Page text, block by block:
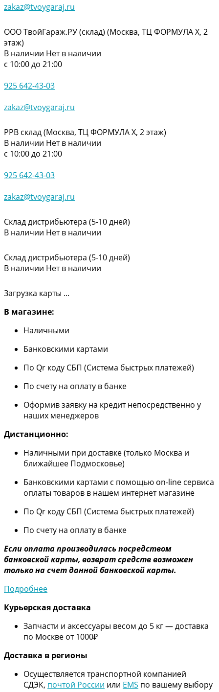
zakaz@tvoygaraj.ru
ООО ТвойГараж.РУ (склад) (Москва, ТЦ ФОРМУЛА Х, 2
этаж)
В наличии Нет в наличии
с 10:00 до 21:00
925 642-43-03
zakaz@tvoygaraj.ru
РРВ склад (Москва, ТЦ ФОРМУЛА Х, 2 этаж)
В наличии Нет в наличии
с 10:00 до 21:00
925 642-43-03
zakaz@tvoygaraj.ru
Склад дистрибьютера (5-10 дней)
В наличии Нет в наличии
Склад дистрибьютера (5-10 дней)
В наличии Нет в наличии
Загрузка карты ...
В магазине:
Наличными
Банковскими картами
По Qr коду СБП (Система быстрых платежей)
По счету на оплату в банке
Оформив заявку на кредит непосредственно у
наших менеджеров
Дистанционно:
Наличными при доставке (только Москва и
ближайшее Подмосковье)
Банковскими картами с помощью on-line сервиса
оплаты товаров в нашем интернет магазине
По Qr коду СБП (Система быстрых платежей)
По счету на оплату в банке
Если оплата производилась посредством
банковской карты, возврат средств возможен
только на счет данной банковской карты.
Подробнее
Курьерская доставка
Запчасти и аксессуары весом до 5 кг — доставка
по Москве от 1000₽
Доставка в регионы
Осуществляется транспортной компанией
СДЭК, почтой России или EMS по вашему выбору